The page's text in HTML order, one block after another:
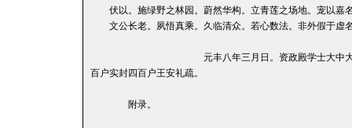
伏以。施绿野之林园。蔚然华构。立青莲之场地。宠以嘉
文公长老。夙悟真乘。久临清众。若心数法。非外假于虚
元丰八年三月日。资政殿学士大中大夫知江宁府
百户实封四百户王安礼疏。
附录。